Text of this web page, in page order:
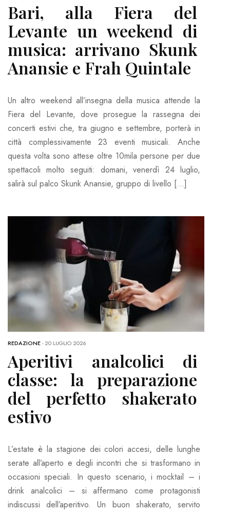
Bari, alla Fiera del
Levante un weekend di
musica: arrivano Skunk
Anansie e Frah Quintale
Un altro weekend all’insegna della musica attende la
Fiera del Levante, dove prosegue la rassegna dei
concerti estivi che, tra giugno e settembre, porterà in
città complessivamente 23 eventi musicali. Anche
questa volta sono attese oltre 10mila persone per due
spettacoli molto seguiti: domani, venerdì 24 luglio,
salirà sul palco Skunk Anansie, gruppo di livello […]
REDAZIONE-20 LUGLIO 2026
Aperitivi analcolici di
classe: la preparazione
del perfetto shakerato
estivo
L’estate è la stagione dei colori accesi, delle lunghe
serate all’aperto e degli incontri che si trasformano in
occasioni speciali. In questo scenario, i mocktail – i
drink analcolici – si affermano come protagonisti
indiscussi dell’aperitivo. Un buon shakerato, servito